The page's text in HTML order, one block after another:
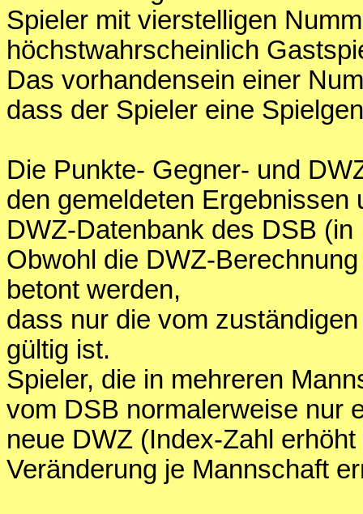
Spieler mit vierstelligen
höchstwahrscheinlich
Das vorhandensein einer
dass der Spieler eine
Die Punkte- Gegner- und
den gemeldeten Ergebnissen
DWZ-Datenbank des DSB
Obwohl die DWZ-
betont werden,
dass nur die vom
gültig ist.
Spieler, die in mehreren
vom DSB normalerweise nur
neue DWZ (Index-Zahl
Veränderung je Mannschaft